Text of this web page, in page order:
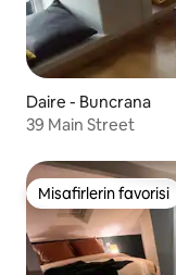
Daire - Buncrana
39 Main Street
Misafirlerin favorisi
Misafirlerin favorisi